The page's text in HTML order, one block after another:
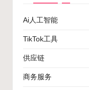
Ai人工智能
TikTok工具
供应链
商务服务